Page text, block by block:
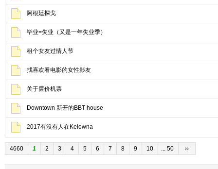
阿根廷探戈
毕业=失业（又是一年失业季）
租个女友过情人节
找喜欢看电影的女性影友
关于廉价机票
Downtown 新开的BBT house
2017有沒有人在Kelowna
4660 1 2 3 4 5 6 7 8 9 10 ... 50 ››